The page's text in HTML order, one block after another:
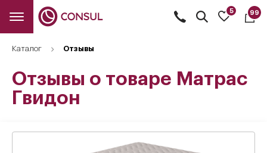
5 99
Каталог Отзывы
Отзывы о товаре Матрас
Гвидон